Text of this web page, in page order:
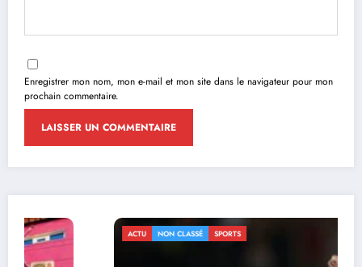
Enregistrer mon nom, mon e-mail et mon site dans le navigateur pour mon
prochain commentaire.
ACTU SPORTS